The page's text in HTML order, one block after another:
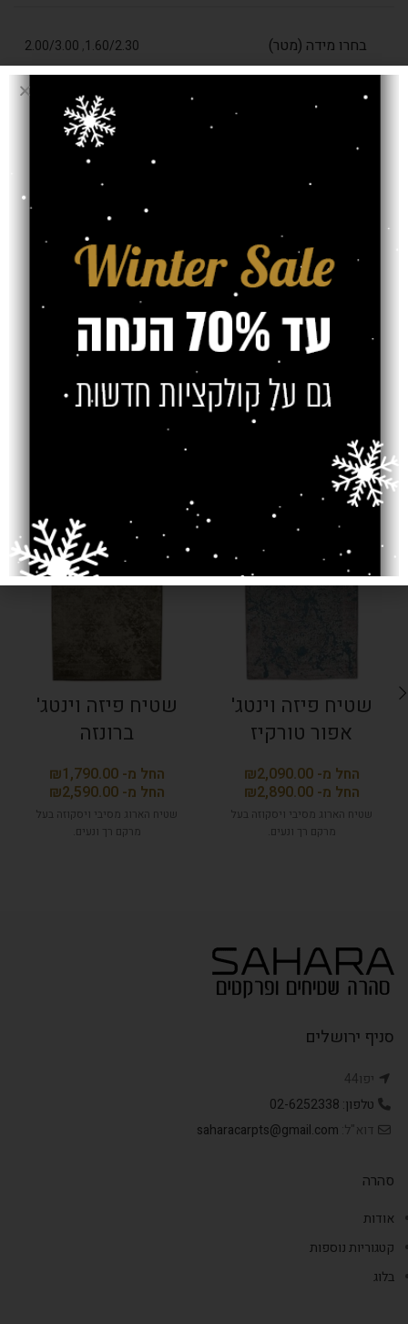
בחרו מידה (מטר) 1.60/2.30
,
2.00/3.00
מוצרים קשורים
שטיח פיזה וינטג'
אפור טורקיז
₪
₪
שטיח הארוג מסיבי ויסקוזה בעל
מרקם רך ונעים.
שטיח פיזה וינטג'
ברונזה
₪
₪
שטיח הארוג מסיבי ויסקוזה בעל
מרקם רך ונעים.
סניף ירושלים
יפו44
טלפון: 02-6252338
דוא"ל: saharacarpts@gmail.com
סהרה
אודות
קטגוריות נוספות
בלוג